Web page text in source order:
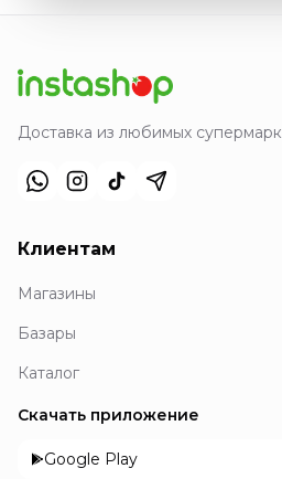
Доставка из любимых
Клиентам
Магазины
Базары
Каталог
Скачать приложение
Google Play